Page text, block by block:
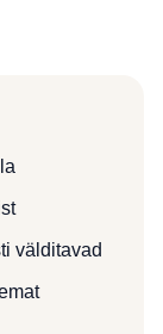
välditavad